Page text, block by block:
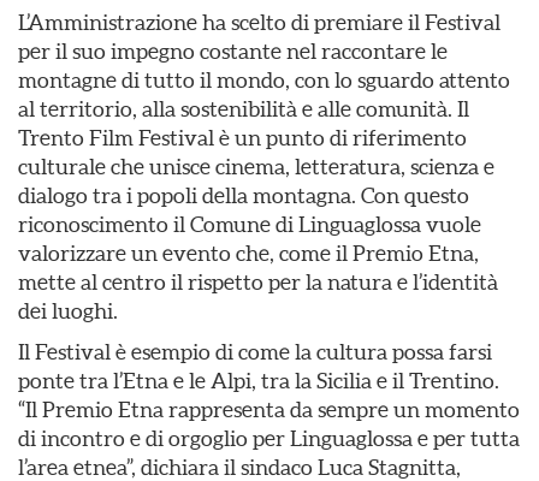
L’Amministrazione ha scelto di premiare il Festival
per il suo impegno costante nel raccontare le
montagne di tutto il mondo, con lo sguardo attento
al territorio, alla sostenibilità e alle comunità. Il
Trento Film Festival è un punto di riferimento
culturale che unisce cinema, letteratura, scienza e
dialogo tra i popoli della montagna. Con questo
riconoscimento il Comune di Linguaglossa vuole
valorizzare un evento che, come il Premio Etna,
mette al centro il rispetto per la natura e l’identità
dei luoghi.
Il Festival è esempio di come la cultura possa farsi
ponte tra l’Etna e le Alpi, tra la Sicilia e il Trentino.
“Il Premio Etna rappresenta da sempre un momento
di incontro e di orgoglio per Linguaglossa e per tutta
l’area etnea”, dichiara il sindaco Luca Stagnitta,